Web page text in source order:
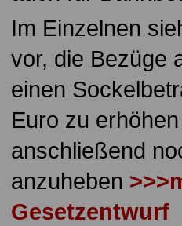
Im Einzelnen
vor, die Bezüge
einen
Euro zu
anschließend
anzuheben
Gesetzentwurf